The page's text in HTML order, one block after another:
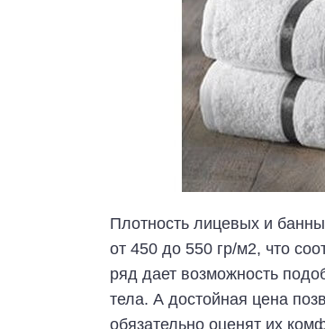
Плотность лицевых и
от 450 до 550 гр/м2, что
ряд дает возможность
тела. А достойная цена
обязательно оценят их